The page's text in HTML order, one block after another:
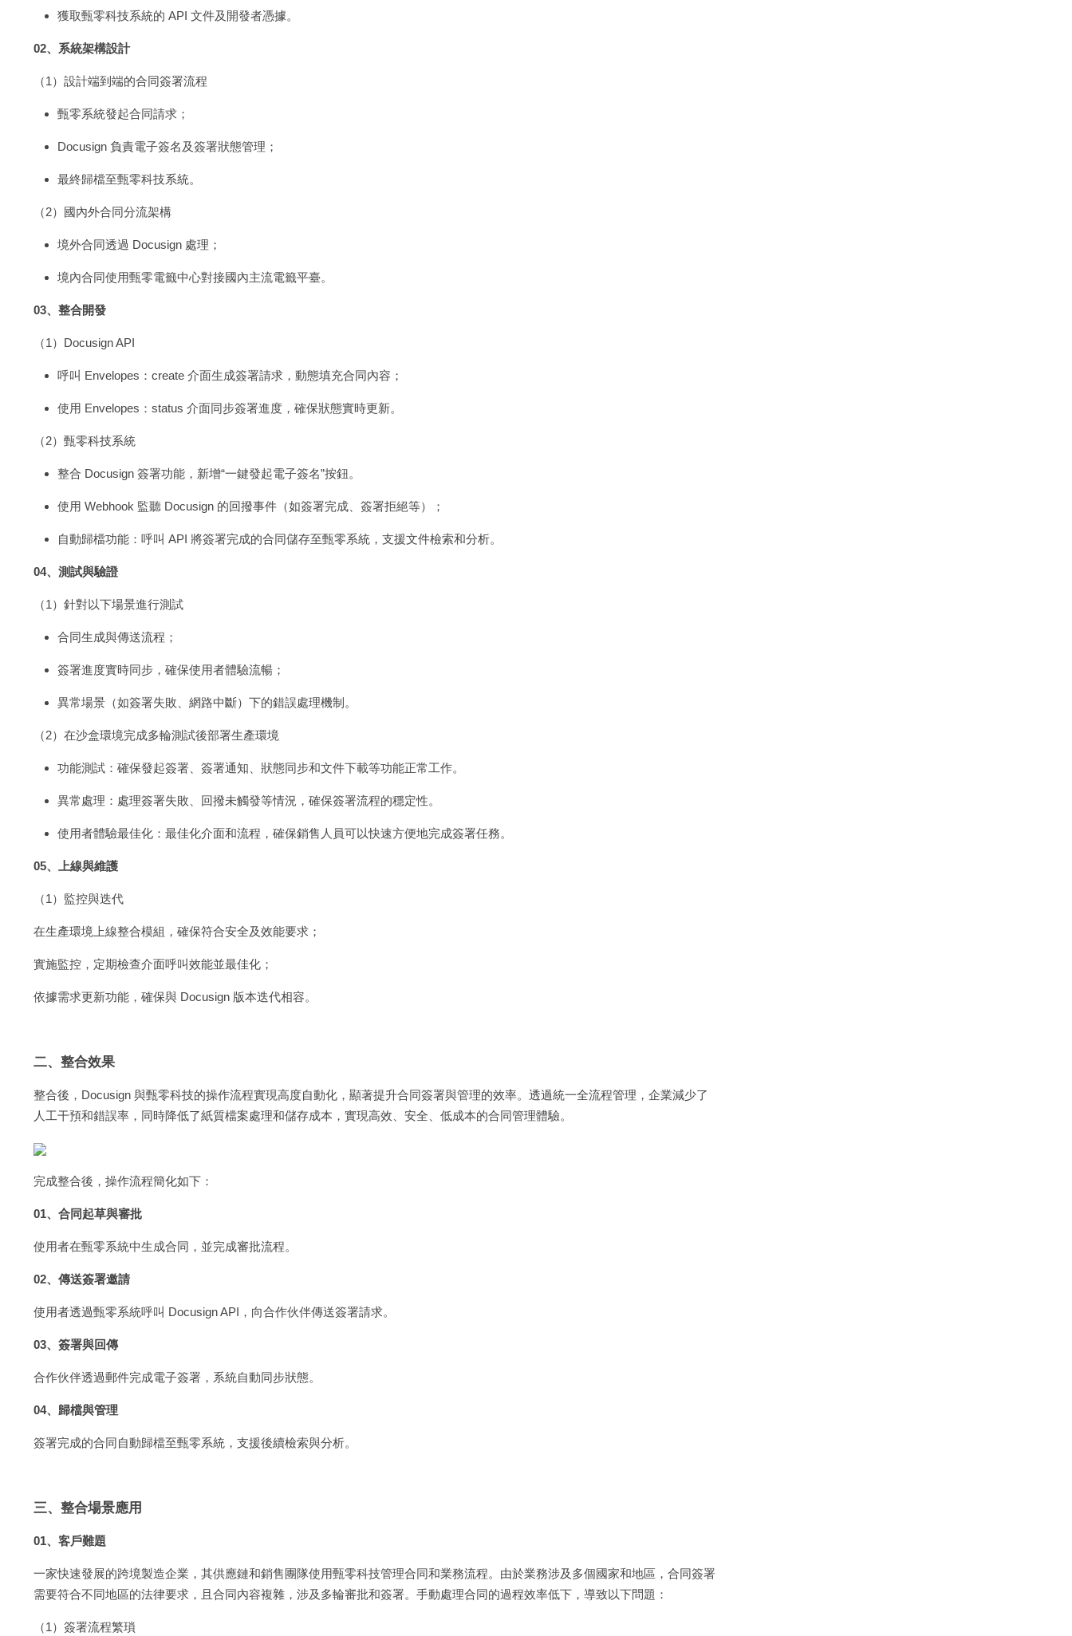
獲取甄零科技系統的 API 文件及開發者憑據。
02、系統架構設計
（1）設計端到端的合同簽署流程
甄零系統發起合同請求；
Docusign 負責電子簽名及簽署狀態管理；
最終歸檔至甄零科技系統。
（2）國內外合同分流架構
境外合同透過 Docusign 處理；
境內合同使用甄零電籤中心對接國內主流電籤平臺。
03、整合開發
（1）Docusign API
呼叫 Envelopes：create 介面生成簽署請求，動態填充合同內容；
使用 Envelopes：status 介面同步簽署進度，確保狀態實時更新。
（2）甄零科技系統
整合 Docusign 簽署功能，新增“一鍵發起電子簽名”按鈕。
使用 Webhook 監聽 Docusign 的回撥事件（如簽署完成、簽署拒絕等）；
自動歸檔功能：呼叫 API 將簽署完成的合同儲存至甄零系統，支援文件檢索和分析。
04、測試與驗證
（1）針對以下場景進行測試
合同生成與傳送流程；
簽署進度實時同步，確保使用者體驗流暢；
異常場景（如簽署失敗、網路中斷）下的錯誤處理機制。
（2）在沙盒環境完成多輪測試後部署生產環境
功能測試：確保發起簽署、簽署通知、狀態同步和文件下載等功能正常工作。
異常處理：處理簽署失敗、回撥未觸發等情況，確保簽署流程的穩定性。
使用者體驗最佳化：最佳化介面和流程，確保銷售人員可以快速方便地完成簽署任務。
05、上線與維護
（1）監控與迭代
在生產環境上線整合模組，確保符合安全及效能要求；
實施監控，定期檢查介面呼叫效能並最佳化；
依據需求更新功能，確保與 Docusign 版本迭代相容。
二、整合效果
整合後，Docusign 與甄零科技的操作流程實現高度自動化，顯著提升合同簽署與管理的效率。透過統一全流程管理，企業減少了
人工干預和錯誤率，同時降低了紙質檔案處理和儲存成本，實現高效、安全、低成本的合同管理體驗。
完成整合後，操作流程簡化如下：
01、合同起草與審批
使用者在甄零系統中生成合同，並完成審批流程。
02、傳送簽署邀請
使用者透過甄零系統呼叫 Docusign API，向合作伙伴傳送簽署請求。
03、簽署與回傳
合作伙伴透過郵件完成電子簽署，系統自動同步狀態。
04、歸檔與管理
簽署完成的合同自動歸檔至甄零系統，支援後續檢索與分析。
三、整合場景應用
01、客戶難題
一家快速發展的跨境製造企業，其供應鏈和銷售團隊使用甄零科技管理合同和業務流程。由於業務涉及多個國家和地區，合同簽署
需要符合不同地區的法律要求，且合同內容複雜，涉及多輪審批和簽署。手動處理合同的過程效率低下，導致以下問題：
（1）簽署流程繁瑣